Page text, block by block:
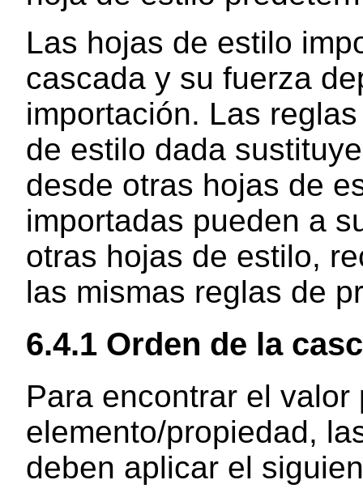
Las hojas de estilo
cascada y su fuerza
importación. Las
de estilo dada
desde otras hojas de
importadas pueden a
otras hojas de estilo,
las mismas reglas de
6.4.1 Orden de la
Para encontrar el
elemento/propiedad,
deben aplicar el